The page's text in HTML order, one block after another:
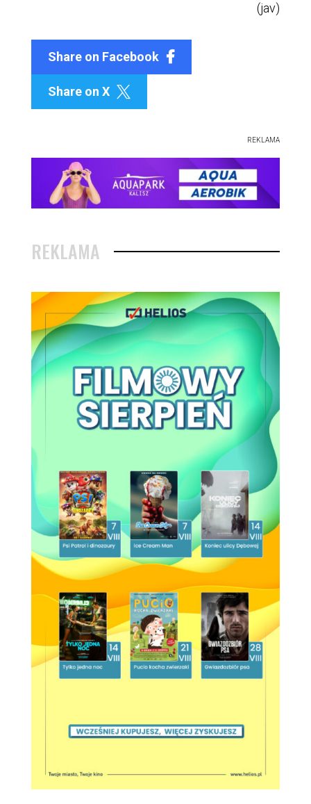
(jav)
Share on Facebook
Share on X 
REKLAMA
REKLAMA